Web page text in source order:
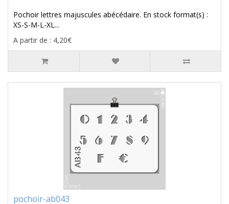
Pochoir lettres majuscules abécédaire. En stock format(s) :
XS-S-M-L-XL...
A partir de : 4,20€
pochoir-ab043